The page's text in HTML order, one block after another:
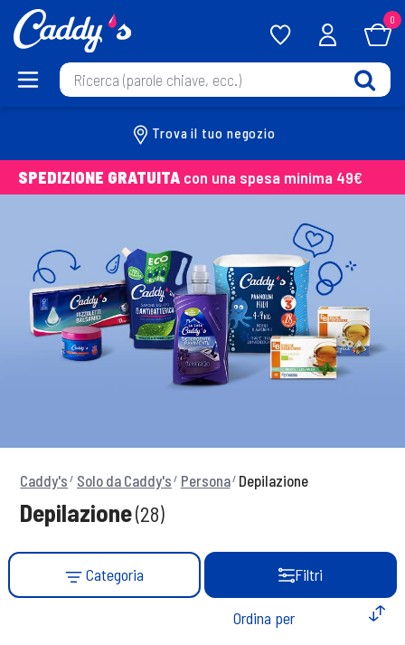
0
Trova il tuo negozio
SPEDIZIONE GRATUITA con una spesa minima 49€
Caddy's Solo da Caddy's Persona Depilazione
Depilazione(28)
Categoria Filtri